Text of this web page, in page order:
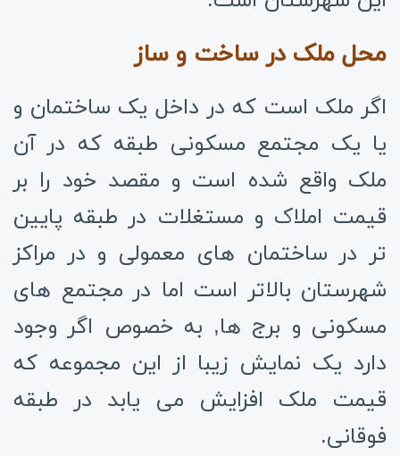
محل ملک در ساخت و ساز
اگر ملک است که در داخل یک ساختمان و
یا یک مجتمع مسکونی طبقه که در آن
ملک واقع شده است و مقصد خود را بر
قیمت املاک و مستغلات در طبقه پایین
تر در ساختمان های معمولی و در مراکز
شهرستان بالاتر است اما در مجتمع های
مسکونی و برج ها, به خصوص اگر وجود
دارد یک نمایش زیبا از این مجموعه که
قیمت ملک افزایش می یابد در طبقه
فوقانی.